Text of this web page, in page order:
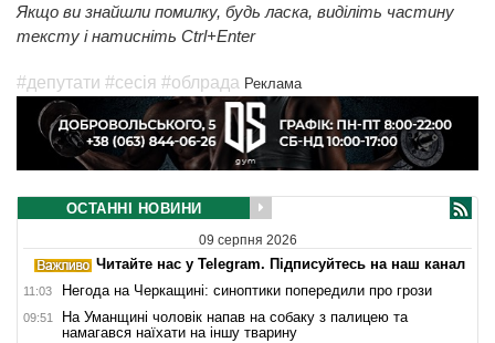
Якщо ви знайшли помилку, будь ласка, виділіть частину
тексту і натисніть Ctrl+Enter
#депутати #сесія #облрада Реклама
ОСТАННІ НОВИНИ
09 серпня 2026
Читайте нас у Telegram. Підписуйтесь на наш канал
11:03 Негода на Черкащині: синоптики попередили про грози
09:51
На Уманщині чоловік напав на собаку з палицею та
намагався наїхати на іншу тварину